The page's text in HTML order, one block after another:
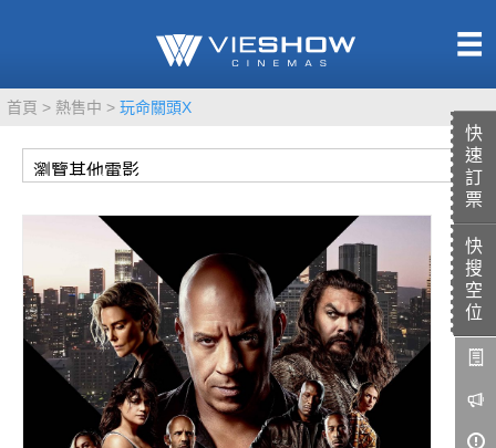
快
速
訂
票
快
搜
空
位
首頁 熱售中 玩命關頭X
TITAN SCREEN
MUCROWN
IMAX
4DX
VR 演唱會
GOLD CLASS
AD口述影像
影城餐飲
UNICORN